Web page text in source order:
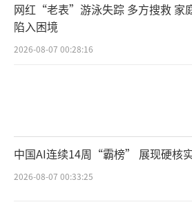
网红“老表”游泳失踪 多方搜救 家
陷入困境
2026-08-07 00:28:16
中国AI连续14周“霸榜” 展现硬核
2026-08-07 00:33:25